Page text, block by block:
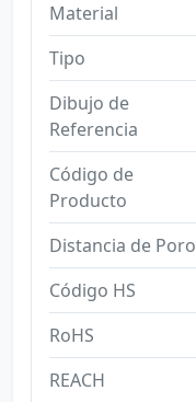
Material
Tipo
Dibujo de
Referencia
Código de
Producto
Distancia de Poro
Código HS
RoHS
REACH